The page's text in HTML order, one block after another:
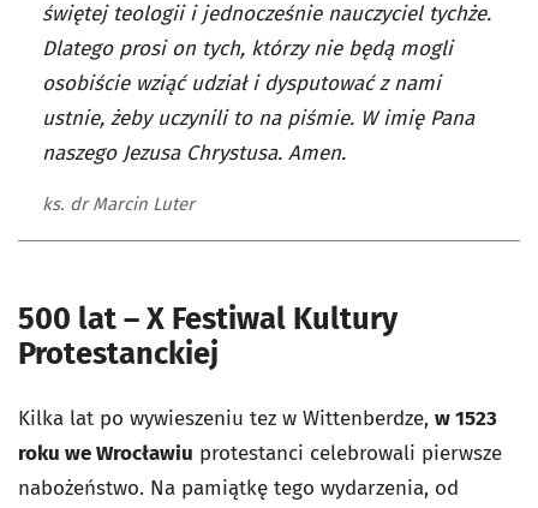
świętej teologii i jednocześnie nauczyciel tychże.
Dlatego prosi on tych, którzy nie będą mogli
osobiście wziąć udział i dysputować z nami
ustnie, żeby uczynili to na piśmie. W imię Pana
naszego Jezusa Chrystusa. Amen.
ks. dr Marcin Luter
500 lat – X Festiwal Kultury
Protestanckiej
Kilka lat po wywieszeniu tez w Wittenberdze, w 1523
roku we Wrocławiu protestanci celebrowali pierwsze
nabożeństwo. Na pamiątkę tego wydarzenia, od